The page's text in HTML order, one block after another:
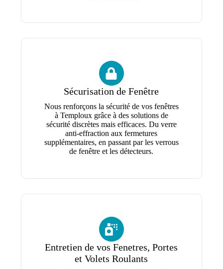
Sécurisation de Fenêtre
Nous renforçons la sécurité de vos fenêtres
à Temploux grâce à des solutions de
sécurité discrètes mais efficaces. Du verre
anti-effraction aux fermetures
supplémentaires, en passant par les verrous
de fenêtre et les détecteurs.
Entretien de vos Fenetres, Portes
et Volets Roulants